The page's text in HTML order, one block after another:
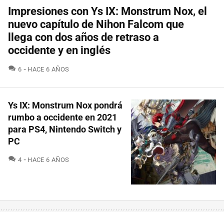
Impresiones con Ys IX: Monstrum Nox, el
nuevo capítulo de Nihon Falcom que
llega con dos años de retraso a
occidente y en inglés
6 COMENTARIOS
HACE 6 AÑOS
Ys IX: Monstrum Nox pondrá
rumbo a occidente en 2021
para PS4, Nintendo Switch y
PC
4 COMENTARIOS
HACE 6 AÑOS